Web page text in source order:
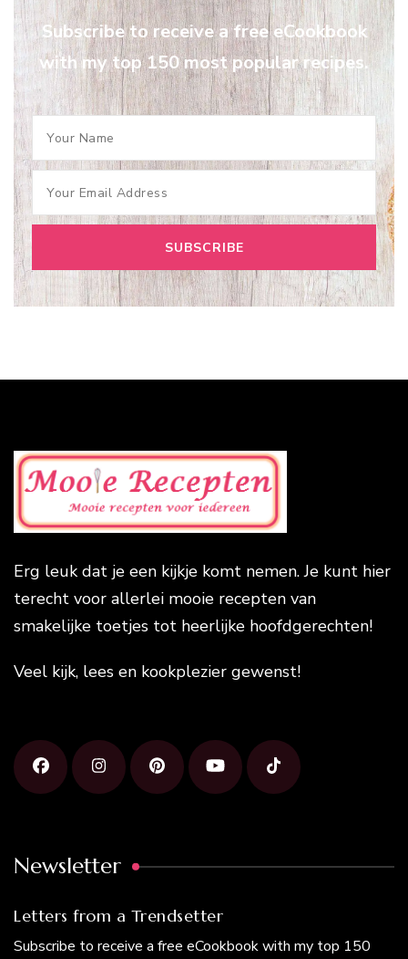
Subscribe to receive a free eCookbook
with my top 150 most popular recipes.
Erg leuk dat je een kijkje komt nemen. Je kunt hier
terecht voor allerlei mooie recepten van
smakelijke toetjes tot heerlijke hoofdgerechten!
Veel kijk, lees en kookplezier gewenst!
Newsletter
Letters from a Trendsetter
Subscribe to receive a free eCookbook with my top 150